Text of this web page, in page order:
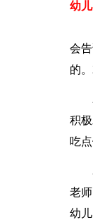
幼
会
的
积
吃
老
幼